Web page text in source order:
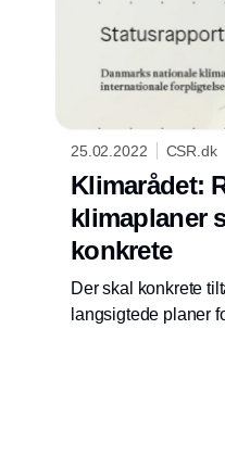
25.02.2022 CSR.dk
Klimarådet:
klimaplaner
konkrete
Der skal konkrete
langsigtede planer